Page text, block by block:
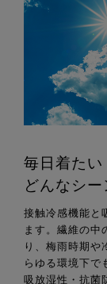
毎日着たい
どんなシ
接触冷感機能と
ます。繊維の中
り、梅雨時期や
らゆる環境下で
吸放湿性・抗菌